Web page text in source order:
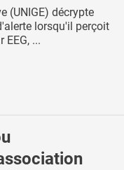
(UNIGE) décrypte
lorsqu'il perçoit
...